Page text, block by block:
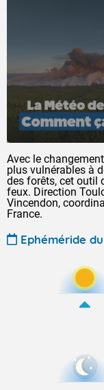
Avec le
plus vulnérables à
des forêts, cet outil
feux. Direction
Vincendon,
France.
Ephéméride